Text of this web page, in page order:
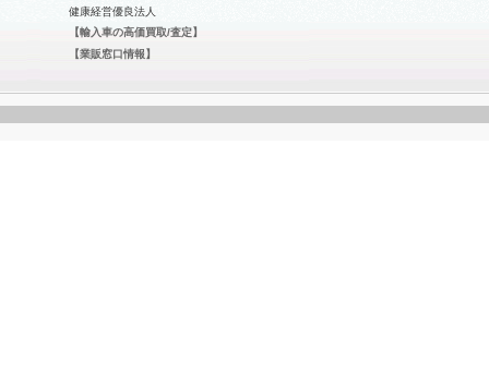
健康経営優良法人
【輸入車の高価買取/査定】
【業販窓口情報】